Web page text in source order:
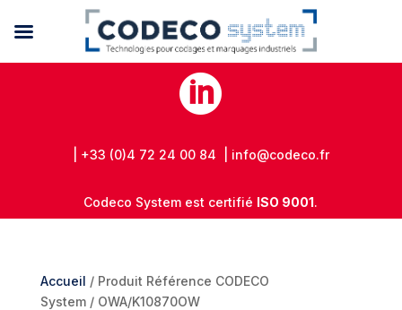

| +33 (0)4 72 24 00 84 | info@codeco.fr
Codeco System est certifié ISO 9001.
Accueil / Produit Référence CODECO
System / OWA/K10870OW